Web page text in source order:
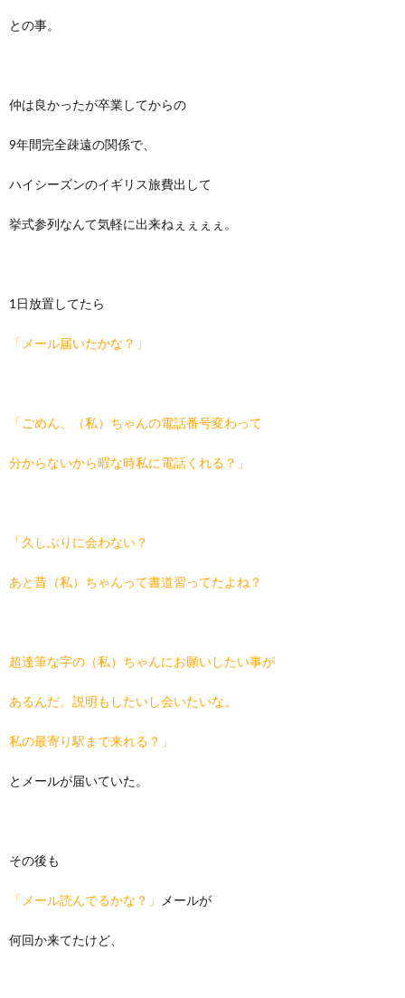
との事。
仲は良かったが卒業してからの
9年間完全疎遠の関係で、
ハイシーズンのイギリス旅費出して
挙式参列なんて気軽に出来ねぇぇぇぇ。
1日放置してたら
「メール届いたかな？」
「ごめん、（私）ちゃんの電話番号変わって
分からないから暇な時私に電話くれる？」
「久しぶりに会わない？
あと昔（私）ちゃんって書道習ってたよね？
超達筆な字の（私）ちゃんにお願いしたい事が
あるんだ。説明もしたいし会いたいな。
私の最寄り駅まで来れる？」
とメールが届いていた。
その後も
「メール読んでるかな？」 メールが
何回か来てたけど、